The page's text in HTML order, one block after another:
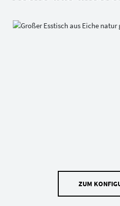
ZUM